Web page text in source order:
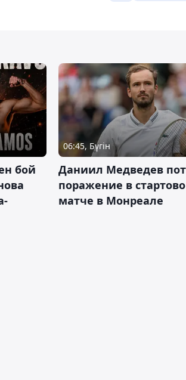
бой
06:45, Бүгін
Даниил Медведев
поражение в
матче в Монреале